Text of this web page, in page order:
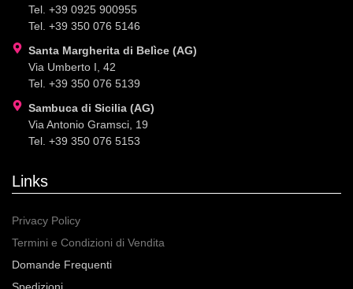
Tel. +39 0925 900955
Tel. +39 350 076 5146
Santa Margherita di Belìce (AG)
Via Umberto I, 42
Tel. +39 350 076 5139
Sambuca di Sicilia (AG)
Via Antonio Gramsci, 19
Tel. +39 350 076 5153
Links
Privacy Policy
Termini e Condizioni di Vendita
Domande Frequenti
Spedizioni